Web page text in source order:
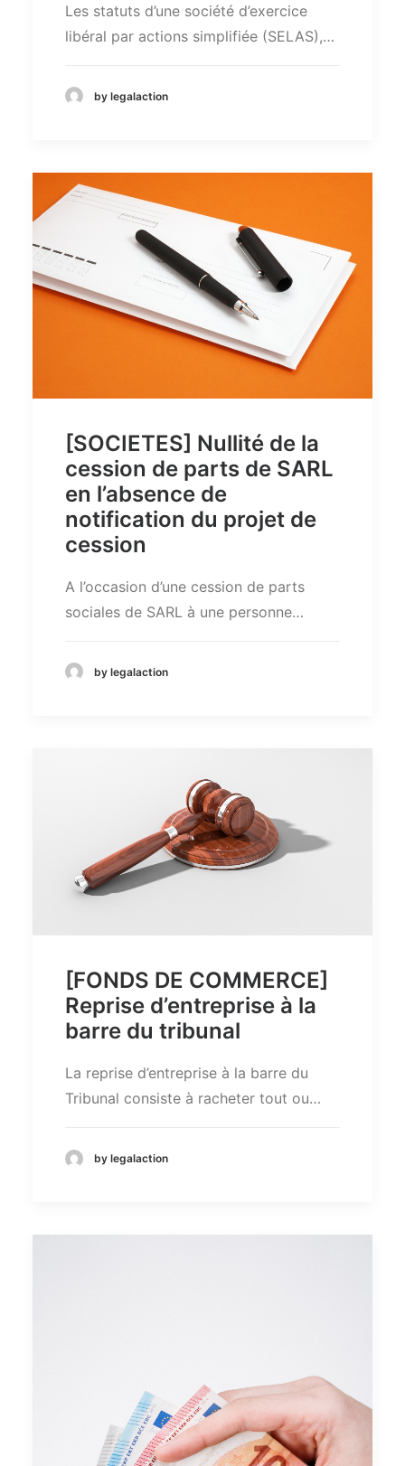
Les statuts d’une société d’exercice
libéral par actions simplifiée (SELAS),…
by legalaction
[SOCIETES] Nullité de la
cession de parts de SARL
en l’absence de
notification du projet de
cession
A l’occasion d’une cession de parts
sociales de SARL à une personne…
by legalaction
[FONDS DE COMMERCE]
Reprise d’entreprise à la
barre du tribunal
La reprise d’entreprise à la barre du
Tribunal consiste à racheter tout ou…
by legalaction